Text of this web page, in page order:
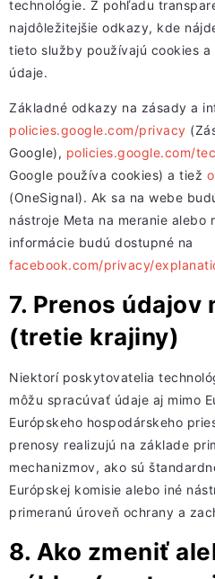
technológie. Z pohľadu
najdôležitejšie odkazy, kde
tieto služby používajú cookies
údaje.
Základné odkazy na zásady a
policies.google.com/privacy
Google), policies.google.com/
Google používa cookies) a tiež
(OneSignal). Ak sa na webe
nástroje Meta na meranie alebo
informácie budú dostupné na
facebook.com/privacy/
7. Prenos údajov
(tretie krajiny)
Niektorí poskytovatelia
môžu spracúvať údaje aj mimo
Európskeho hospodárskeho
prenosy realizujú na základe
mechanizmov, ako sú
Európskej komisie alebo iné
primeranú úroveň ochrany a
8. Ako zmeniť